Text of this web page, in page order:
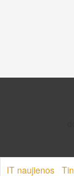
IT naujienos